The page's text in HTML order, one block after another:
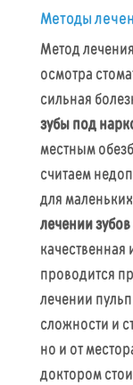
Методы
Метод
осмотра
сильная
зубы под
местным
считаем
для
лечении зубов
качественная
проводится
лечении
сложности и
но и от
доктором